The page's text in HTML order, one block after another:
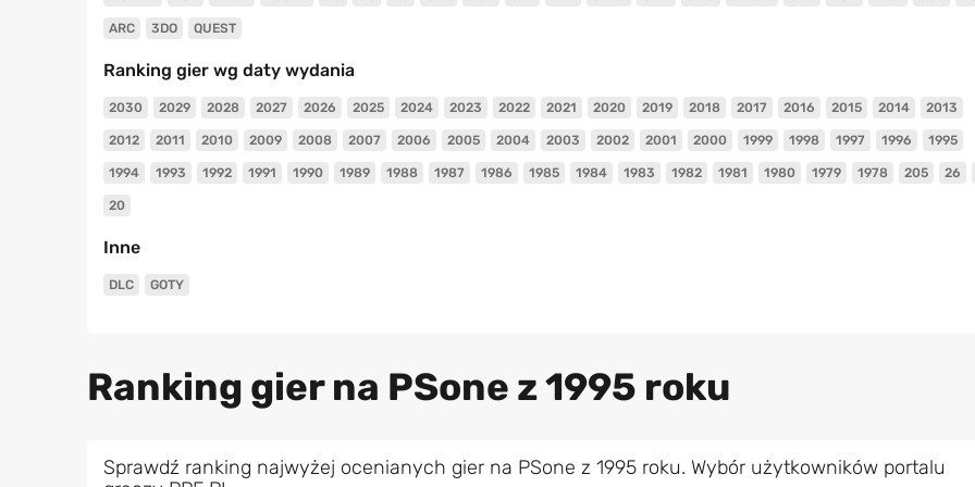
ARC 3DO QUEST
Ranking gier wg daty wydania
2030 2029 2028 2027 2026 2025 2024 2023 2022 2021 2020 2019 2018 2017 2016 2015 2014 2013
2012 2011 2010 2009 2008 2007 2006 2005 2004 2003 2002 2001 2000 1999 1998 1997 1996 1995
1994 1993 1992 1991 1990 1989 1988 1987 1986 1985 1984 1983 1982 1981 1980 1979 1978 205 26
20
Inne
DLC GOTY
Ranking gier na PSone z 1995 roku
Sprawdź ranking najwyżej ocenianych gier na PSone z 1995 roku. Wybór użytkowników portalu